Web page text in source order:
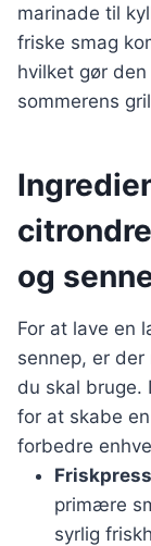
marinade til
friske smag
hvilket gør
sommerens
og
For at lave en
sennep, er
du skal bruge.
for at skabe
forbedre
primære
syrlig